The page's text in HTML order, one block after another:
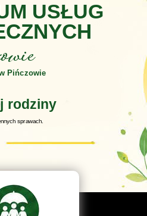
USŁUG
Pińczowie
rodziny
sprawach.